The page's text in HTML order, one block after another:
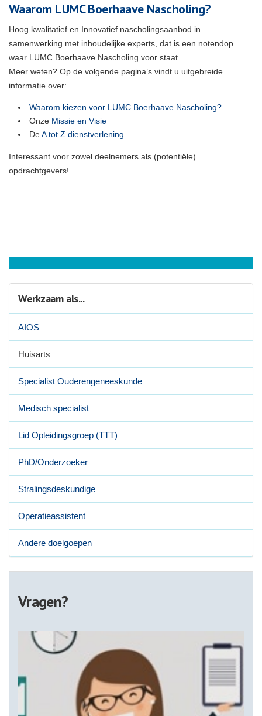
Waarom LUMC Boerhaave Nascholing?
Hoog kwalitatief en Innovatief nascholingsaanbod in
samenwerking met inhoudelijke experts, dat is een notendop
waar LUMC Boerhaave Nascholing voor staat.
Meer weten? Op de volgende pagina’s vindt u uitgebreide
informatie over:
Waarom kiezen voor LUMC Boerhaave Nascholing?
Onze Missie en Visie
DeA tot Z dienstverlening
Interessant voor zowel deelnemers als (potentiële)
opdrachtgevers!
Werkzaam als...
AIOS
Huisarts
Specialist Ouderengeneeskunde
Medisch specialist
Lid Opleidingsgroep (TTT)
PhD/Onderzoeker
Stralingsdeskundige
Operatieassistent
Andere doelgoepen
Vragen?